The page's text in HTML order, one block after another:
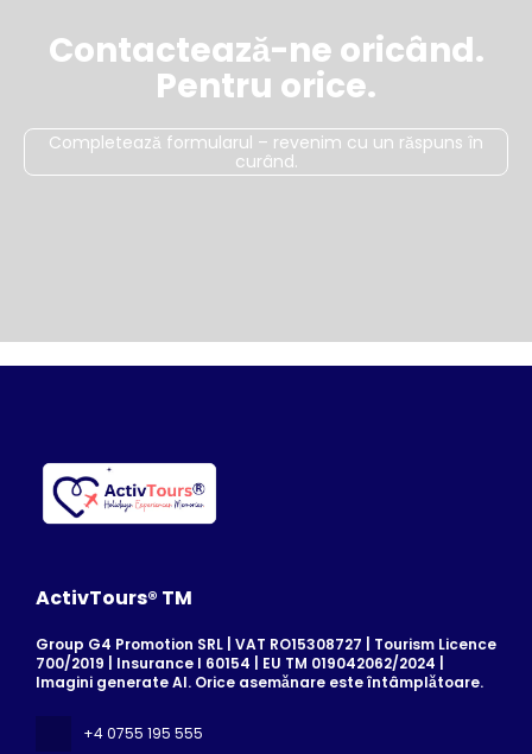
Contactează-ne oricând.
Pentru orice.
Completează formularul – revenim cu un răspuns în
curând.
ActivTours® TM
Group G4 Promotion SRL | VAT RO15308727 | Tourism Licence
700/2019 | Insurance I 60154 | EU TM 019042062/2024 |
Imagini generate AI. Orice asemănare este întâmplătoare.
+4 0755 195 555